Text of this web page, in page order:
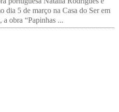
dia 5 de março na Casa do Ser em
obra “Papinhas ...